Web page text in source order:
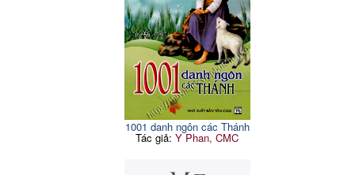
1001 danh ngôn các Thánh
Tác giả:Y Phan, CMC